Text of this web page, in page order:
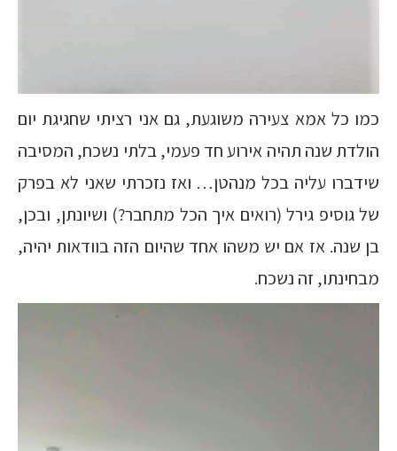
כמו כל אמא צעירה משוגעת, גם אני רציתי שחגיגת יום
הולדת שנה תהיה אירוע חד פעמי, בלתי נשכח, המסיבה
שידברו עליה בכל מנהטן… ואז נזכרתי שאני לא בפרק
של גוסיפ גירל (רואים איך הכל מתחבר?) ושיונתן, ובכן,
בן שנה. אז אם יש משהו אחד שהיום הזה בוודאות יהיה,
מבחינתו, זה נשכח.